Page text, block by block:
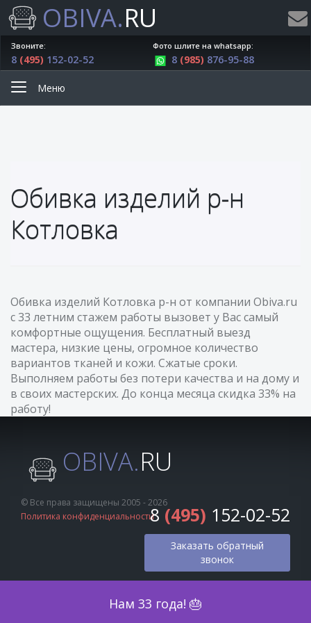
OBIVA.RU
Нам 33 года! 🎂
Звоните:
8 (495) 152-02-52
Фото шлите на whatsapp:
8 (985) 876-95-88
Меню
Обивка изделий р-н
Котловка
Обивка изделий Котловка р-н от компании Obiva.ru
с 33 летним стажем работы вызовет у Вас самый
комфортные ощущения. Бесплатный выезд
мастера, низкие цены, огромное количество
вариантов тканей и кожи. Сжатые сроки.
Выполняем работы без потери качества и на дому и
в своих мастерских. До конца месяца скидка 33% на
работу!
OBIVA.RU
© Все права защищены 2005 - 2026
Политика конфиденциальности8 (495) 152-02-52
Заказать обратный
звонок